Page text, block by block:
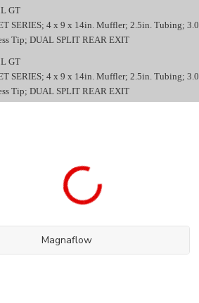
GT
SERIES; 4 x 9 x 14in. Muffler; 2.5in. Tubing;
Tip; DUAL SPLIT REAR EXIT
GT
SERIES; 4 x 9 x 14in. Muffler; 2.5in. Tubing;
Tip; DUAL SPLIT REAR EXIT
Magnaflow